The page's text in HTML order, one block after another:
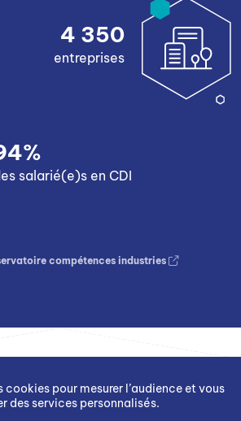
4 350
entreprises
salarié(e)s en CDI
compétences industries
cookies pour mesurer l’audience et vous
des services personnalisés.